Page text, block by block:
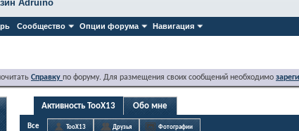
Сообщество Опции форума Навигация
Adruino
Справку по форуму. Для размещения своих сообщений необходимо
Активность TooX13 Обо мне
Все TooX13 Друзья Фотографии